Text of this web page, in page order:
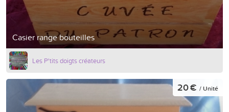
Casier range bouteilles
Les P'tits doigts créateurs
20 € / Unité